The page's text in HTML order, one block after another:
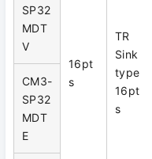
16pt
s
TR
Sink
type
16pt
s
SP32
MDT
V
CM3-
SP32
MDT
E